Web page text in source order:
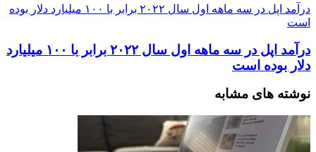
درآمد اپل در سه ماهه اول سال ۲۰۲۲ برابر با ۱۰۰ میلیارد دلار بوده
است
درآمد اپل در سه ماهه اول سال ۲۰۲۲ برابر با ۱۰۰ میلیارد
دلار بوده است
نوشته های مشابه